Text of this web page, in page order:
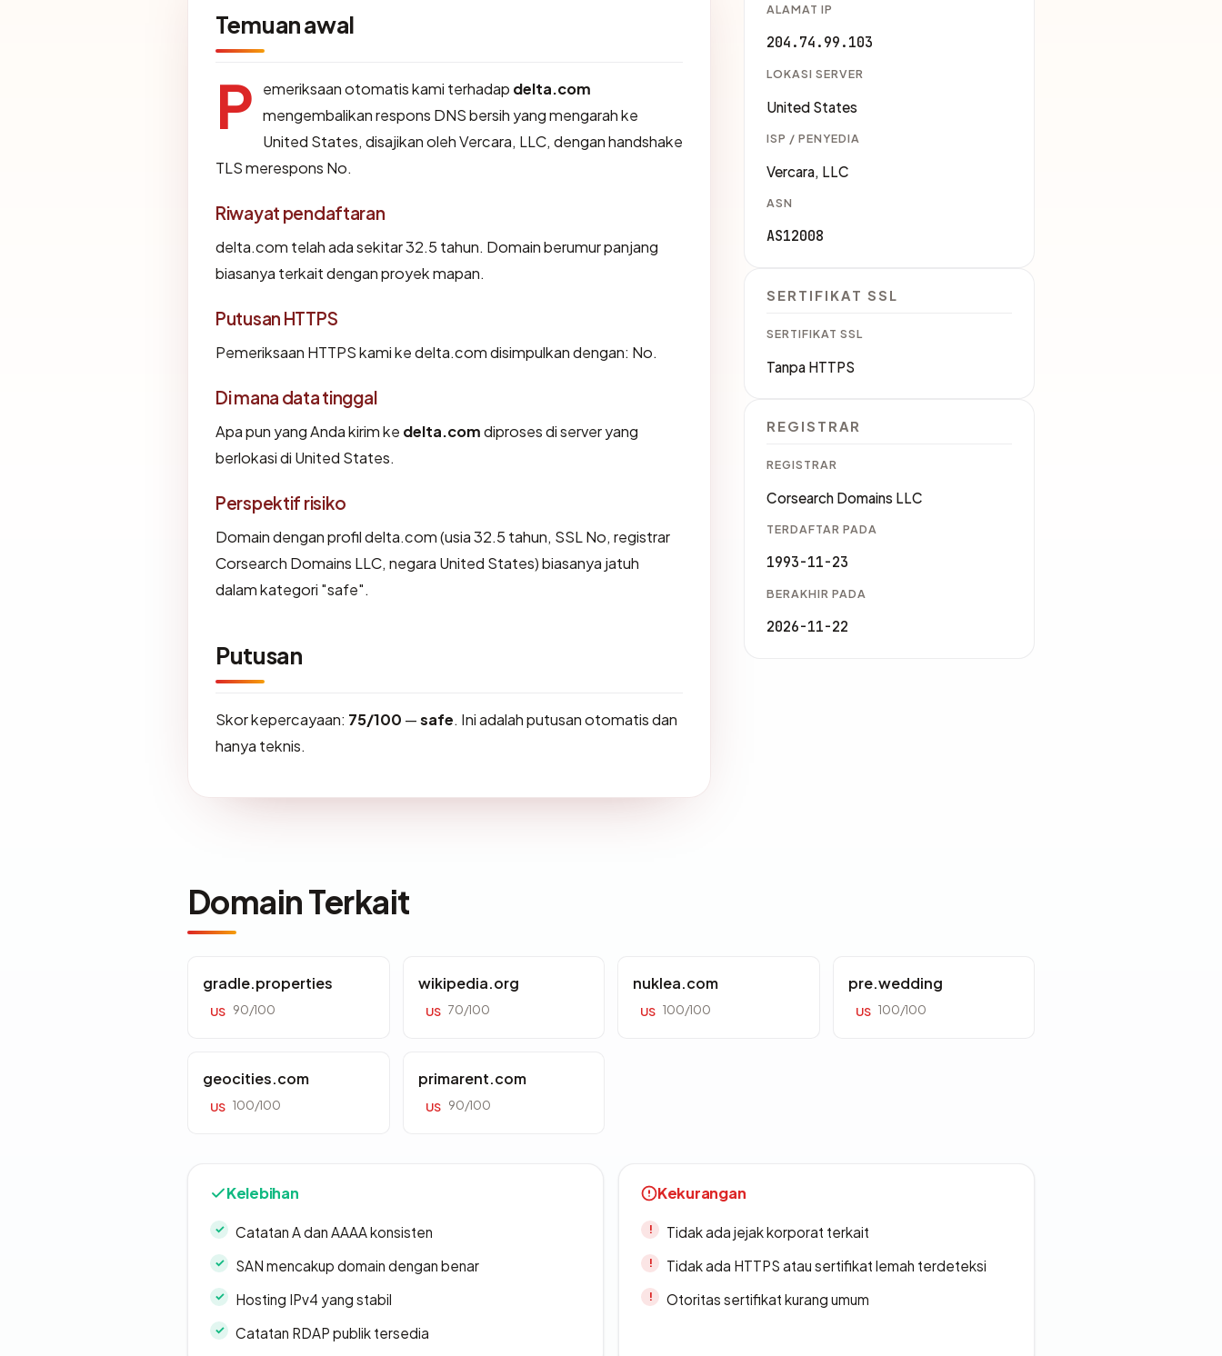
Temuan awal
P emeriksaan otomatis kami terhadap delta.com
mengembalikan respons DNS bersih yang mengarah ke
United States, disajikan oleh Vercara, LLC, dengan handshake
TLS merespons No.
Riwayat pendaftaran
delta.com telah ada sekitar 32.5 tahun. Domain berumur panjang
biasanya terkait dengan proyek mapan.
Putusan HTTPS
Pemeriksaan HTTPS kami ke delta.com disimpulkan dengan: No.
Di mana data tinggal
Apa pun yang Anda kirim ke delta.comdiproses di server yang
berlokasi di United States.
Perspektif risiko
Domain dengan profil delta.com (usia 32.5 tahun, SSL No, registrar
Corsearch Domains LLC, negara United States) biasanya jatuh
dalam kategori "safe".
Putusan
Skor kepercayaan: 75/100 —safe. Ini adalah putusan otomatis dan
hanya teknis.
ALAMAT IP
204.74.99.103
LOKASI SERVER
United States
ISP / PENYEDIA
Vercara, LLC
ASN
AS12008
SERTIFIKAT SSL
SERTIFIKAT SSL
Tanpa HTTPS
REGISTRAR
REGISTRAR
Corsearch Domains LLC
TERDAFTAR PADA
1993-11-23
BERAKHIR PADA
2026-11-22
Domain Terkait
gradle.properties
US 90/100
wikipedia.org
US 70/100
nuklea.com
US 100/100
pre.wedding
US 100/100
geocities.com
US 100/100
primarent.com
US 90/100
Kelebihan
Catatan A dan AAAA konsisten
SAN mencakup domain dengan benar
Hosting IPv4 yang stabil
Catatan RDAP publik tersedia
Kekurangan
Tidak ada jejak korporat terkait
Tidak ada HTTPS atau sertifikat lemah terdeteksi
Otoritas sertifikat kurang umum